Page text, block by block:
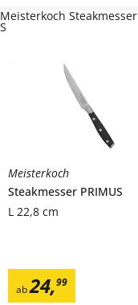
Meisterkoch
Steakmesser PRIMUS
L 22,8 cm
ab24,99
Meisterkoch Steakmesser
S